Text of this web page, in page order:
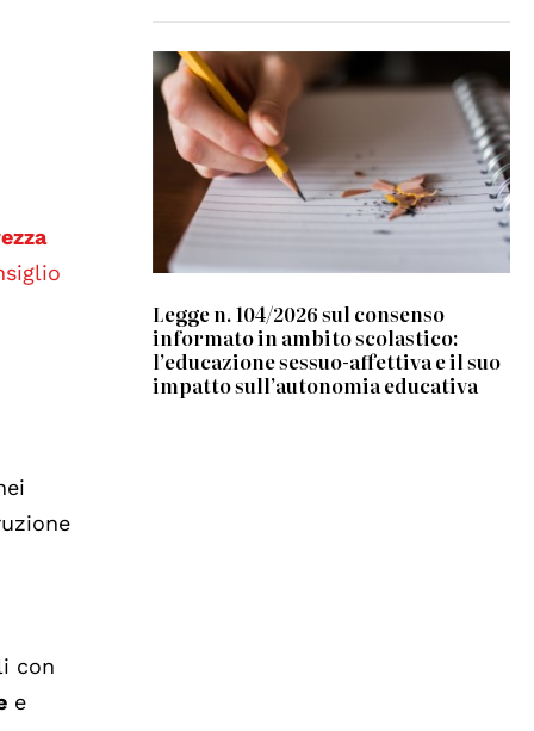
con
e
© CC
Legge n. 104/2026 sul consenso
informato in ambito scolastico:
l’educazione sessuo-affettiva e il suo
impatto sull’autonomia educativa